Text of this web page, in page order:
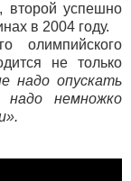
второй успешно
в 2004 году.
олимпийского
не только
надо опускать
надо немножко